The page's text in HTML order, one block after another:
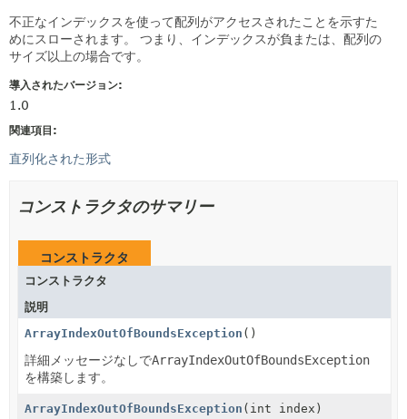
不正なインデックスを使って配列がアクセスされたことを示すた
めにスローされます。
つまり、インデックスが負または、配列の
サイズ以上の場合です。
導入されたバージョン:
1.0
関連項目:
直列化された形式
コンストラクタのサマリー
コンストラクタ
コンストラクタ
説明
ArrayIndexOutOfBoundsException ()
詳細メッセージなしでArrayIndexOutOfBoundsException
を構築します。
ArrayIndexOutOfBoundsException (int index)